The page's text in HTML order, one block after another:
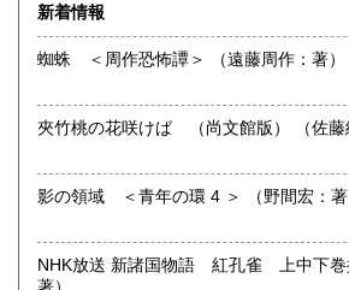
熊本県
宮崎県 185円 鹿児島県
185円
の新旧書籍とおもちゃ混在乱舞のちらし
ッピングもあります。
最寄駅：茅ヶ崎駅
営業時間：平日・祝日:9:00～15:00 土日
(木)は臨時休業日とさせて頂きます。
まして誠に申し訳ございません。】
定休日：土曜日・日曜日
書籍の買取について
-
新着情報
蜘蛛 ＜周作恐怖譚＞ （遠藤周作：著）
夾竹桃の花咲け
影の領域 ＜青年の環 4 ＞ （野間宏：
NHK放送 新諸国物語 紅孔雀 上中下巻揃 （北村壽